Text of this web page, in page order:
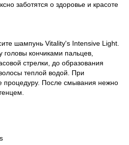
заботятся о здоровье и красоте
шампунь Vitality's Intensive Light.
кончиками пальцев,
стрелки, до образования
теплой водой. При
процедуру. После смывания нежно